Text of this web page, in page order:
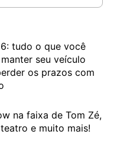
tudo o que você
seu veículo
os prazos com
na faixa de Tom Zé,
e muito mais!